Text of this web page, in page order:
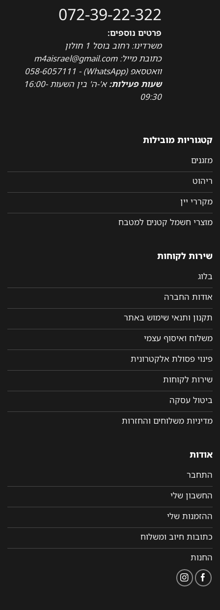
072-39-22-322
פרטים נוספים:
משרדינו: רחוב בוסל 1 חולון
כתובת מייל: m4aisrael@gmail.com
וואטסאפ (WhatsApp) - 058-6057111
שעות פעילות:
א'-ה' בין השעות 16:00-
09:30
קטגוריות מובילות
מזגנים
ריהוט
מקררי יין
מוצרי חשמל קטנים למטבח
שירות לקוחות
בלוג
אודות החברה
תקנון ותנאי שימוש באתר
משלוח ואיסוף עצמי
פינוי פסולת אלקטרונית
שירות לקוחות
ביטול עסקה
מדיניות משלוחים והחזרות
אודות
התחבר
החשבון שלי
ההזמנות שלי
כתובות חיוב ומשלוח
החנות